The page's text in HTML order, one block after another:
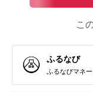
こ
ふるなび
ふるなびマネ